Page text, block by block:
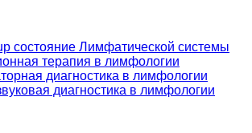
состояние Лимфатической системы
терапия в лимфологии
диагностика в лимфологии
диагностика в лимфологии